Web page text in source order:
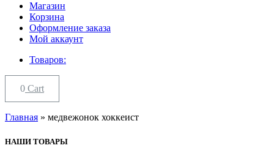
Магазин
Корзина
Оформление заказа
Мой аккаунт
Товаров:
0 Cart
Главная » медвежонок хоккеист
НАШИ ТОВАРЫ